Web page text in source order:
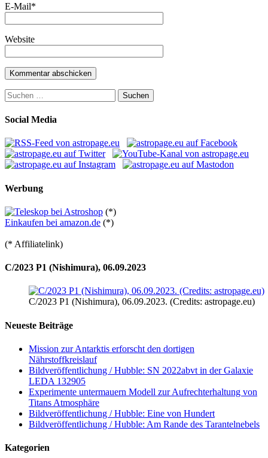
E-Mail*
Website
Suchen
nach:
Social Media
Werbung
(*)
Einkaufen bei amazon.de (*)
(* Affiliatelink)
C/2023 P1 (Nishimura), 06.09.2023
C/2023 P1 (Nishimura), 06.09.2023. (Credits: astropage.eu)
Neueste Beiträge
Mission zur Antarktis erforscht den dortigen
Nährstoffkreislauf
Bildveröffentlichung / Hubble: SN 2022abvt in der Galaxie
LEDA 132905
Experimente untermauern Modell zur Aufrechterhaltung von
Titans Atmosphäre
Bildveröffentlichung / Hubble: Eine von Hundert
Bildveröffentlichung / Hubble: Am Rande des Tarantelnebels
Kategorien